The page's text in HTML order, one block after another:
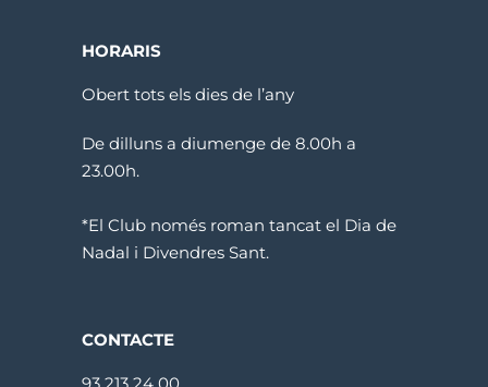
HORARIS
Obert tots els dies de l’any
De dilluns a diumenge de 8.00h a
23.00h.
*El Club només roman tancat el Dia de
Nadal i Divendres Sant.
CONTACTE